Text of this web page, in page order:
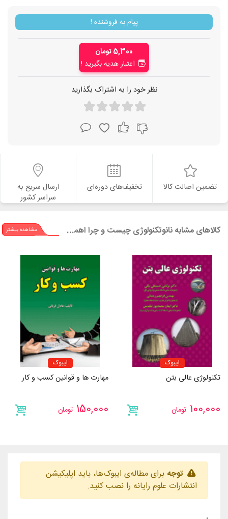
پیام به فروشنده !
5,300 تومان
اعتبار هدیه بگیرید !
نظر خود را به اشتراک بگذارید
تضمین اصالت کالا تخفیف‌های دوره‌ای
ارسال سریع به
سراسر کشور
کالاهای مشابه نانوتکنولوژی چیست و چرا اهمیت دارد؟ مشاهده بیشتر
ایبوک
تکنولوژی عالی بتن
100,000 تومان
ایبوک
مهارت ها و قوانین کسب و کار
150,000 تومان
توجه برای مطاله‌ی ایبوک‌ها، باید اپلیکیشن
انتشارات علوم رایانه را نصب کنید.